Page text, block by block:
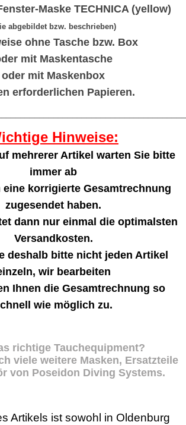
Maske TECHNICA (yellow)
abgebildet bzw. beschrieben)
ohne Tasche bzw. Box
mit Maskentasche
oder mit Maskenbox
erforderlichen Papieren.
Hinweise:
mehrerer Artikel warten Sie bitte
immer ab
eine korrigierte Gesamtrechnung
zugesendet haben.
dann nur einmal die optimalsten
Versandkosten.
deshalb bitte nicht jeden Artikel
wir bearbeiten
Ihnen die Gesamtrechnung so
wie möglich zu.
richtige Tauchequipment?
viele weitere Masken, Ersatzteile
von Poseidon Diving Systems.
Artikels ist sowohl in Oldenburg